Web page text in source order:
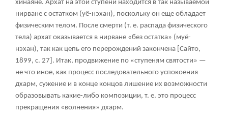
хинаяне. Архат на этой ступени находится в так называемой
нирване с остатком (уё-нэхан), поскольку он еще обладает
физическим телом. После смерти (т. е. распада физического
тела) архат оказывается в нирване «без остатка» (муё-
нэхан), так как цепь его перерождений закончена [Сайто,
1899, с. 27]. Итак, продвижение по «ступеням святости» —
не что иное, как процесс последовательного успокоения
дхарм, сужение и в конце концов лишение их возможности
образовывать какие-либо композиции, т. е. это процесс
прекращения «волнения» дхарм.